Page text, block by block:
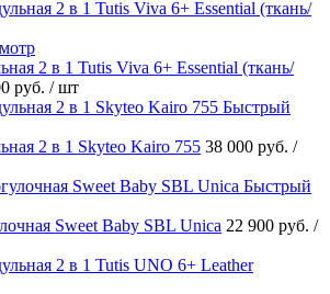
2 в 1 Tutis Viva 6+ Essential (ткань/
руб. / шт
Быстрый
2 в 1 Skyteo Kairo 755 38 000 руб. /
Быстрый
Sweet Baby SBL Unica 22 900 руб. /